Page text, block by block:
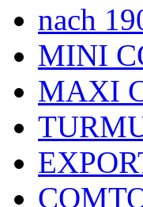
nach
MINI
MAXI